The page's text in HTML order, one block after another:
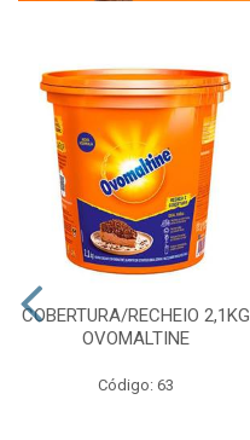
COBERTURA/RECHEIO 2,1KG
OVOMALTINE
Código: 63